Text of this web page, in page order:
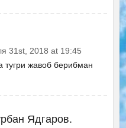
31st, 2018 at 19:45
тугри жавоб берибман
Ядгаров.